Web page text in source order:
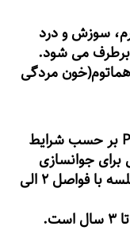
سوزش و درد
برطرف می شود.
مردگی
تعداد جلسات و فواصل آنها جهت PRP بر حسب شرایط
جوانسازی
صورت بر حسب سن از یک تا چهار جلسه با فواصل ۲ الی